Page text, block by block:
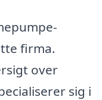
firma.
over
sig i